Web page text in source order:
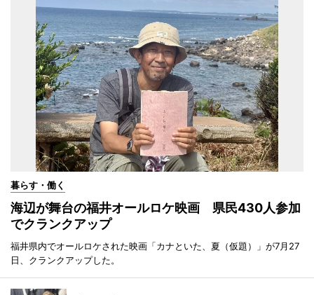
暮らす・働く
海辺が舞台の福井オールロケ映画 県民430人参加
でクランクアップ
福井県内でオールロケされた映画「カナといた、夏（仮題）」が7月27
日、クランクアップした。